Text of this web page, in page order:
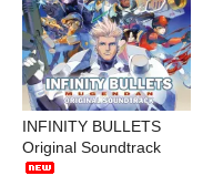
INFINITY BULLETS
Original Soundtrack